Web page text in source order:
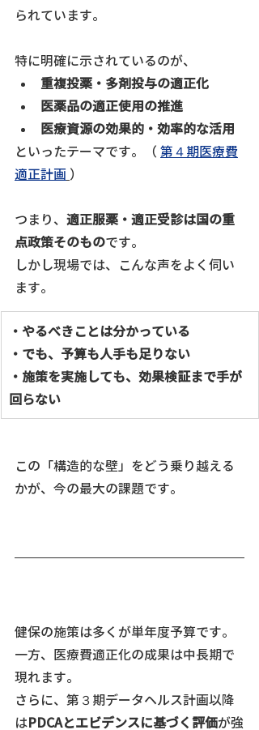
られています。
特に明確に示されているのが、
重複投薬・多剤投与の適正化
医薬品の適正使用の推進
医療資源の効果的・効率的な活用
といったテーマです。（ 第４期医療費
適正計画 ）
つまり、 適正服薬・適正受診は国の重
点政策そのものです。
しかし現場では、こんな声をよく伺い
ます。
・やるべきことは分かっている
・でも、予算も人手も足りない
・施策を実施しても、効果検証まで手が
回らない
この「構造的な壁」をどう乗り越える
かが、今の最大の課題です。
健保の施策は多くが単年度予算です。
一方、医療費適正化の成果は中長期で
現れます。
さらに、第３期データヘルス計画以降
は PDCAとエビデンスに基づく評価が強